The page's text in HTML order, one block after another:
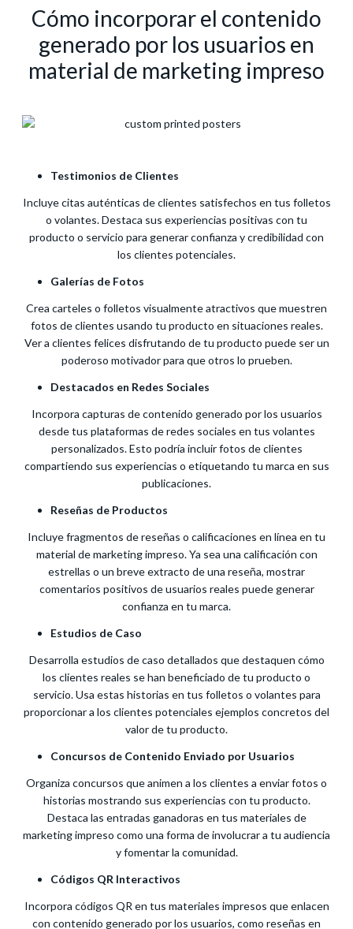
Cómo incorporar el contenido
generado por los usuarios en
material de marketing impreso
Testimonios de Clientes
Incluye citas auténticas de clientes satisfechos en tus folletos
o volantes. Destaca sus experiencias positivas con tu
producto o servicio para generar confianza y credibilidad con
los clientes potenciales.
Galerías de Fotos
Crea carteles o folletos visualmente atractivos que muestren
fotos de clientes usando tu producto en situaciones reales.
Ver a clientes felices disfrutando de tu producto puede ser un
poderoso motivador para que otros lo prueben.
Destacados en Redes Sociales
Incorpora capturas de contenido generado por los usuarios
desde tus plataformas de redes sociales en tus volantes
personalizados. Esto podría incluir fotos de clientes
compartiendo sus experiencias o etiquetando tu marca en sus
publicaciones.
Reseñas de Productos
Incluye fragmentos de reseñas o calificaciones en línea en tu
material de marketing impreso. Ya sea una calificación con
estrellas o un breve extracto de una reseña, mostrar
comentarios positivos de usuarios reales puede generar
confianza en tu marca.
Estudios de Caso
Desarrolla estudios de caso detallados que destaquen cómo
los clientes reales se han beneficiado de tu producto o
servicio. Usa estas historias en tus folletos o volantes para
proporcionar a los clientes potenciales ejemplos concretos del
valor de tu producto.
Concursos de Contenido Enviado por Usuarios
Organiza concursos que animen a los clientes a enviar fotos o
historias mostrando sus experiencias con tu producto.
Destaca las entradas ganadoras en tus materiales de
marketing impreso como una forma de involucrar a tu audiencia
y fomentar la comunidad.
Códigos QR Interactivos
Incorpora códigos QR en tus materiales impresos que enlacen
con contenido generado por los usuarios, como reseñas en